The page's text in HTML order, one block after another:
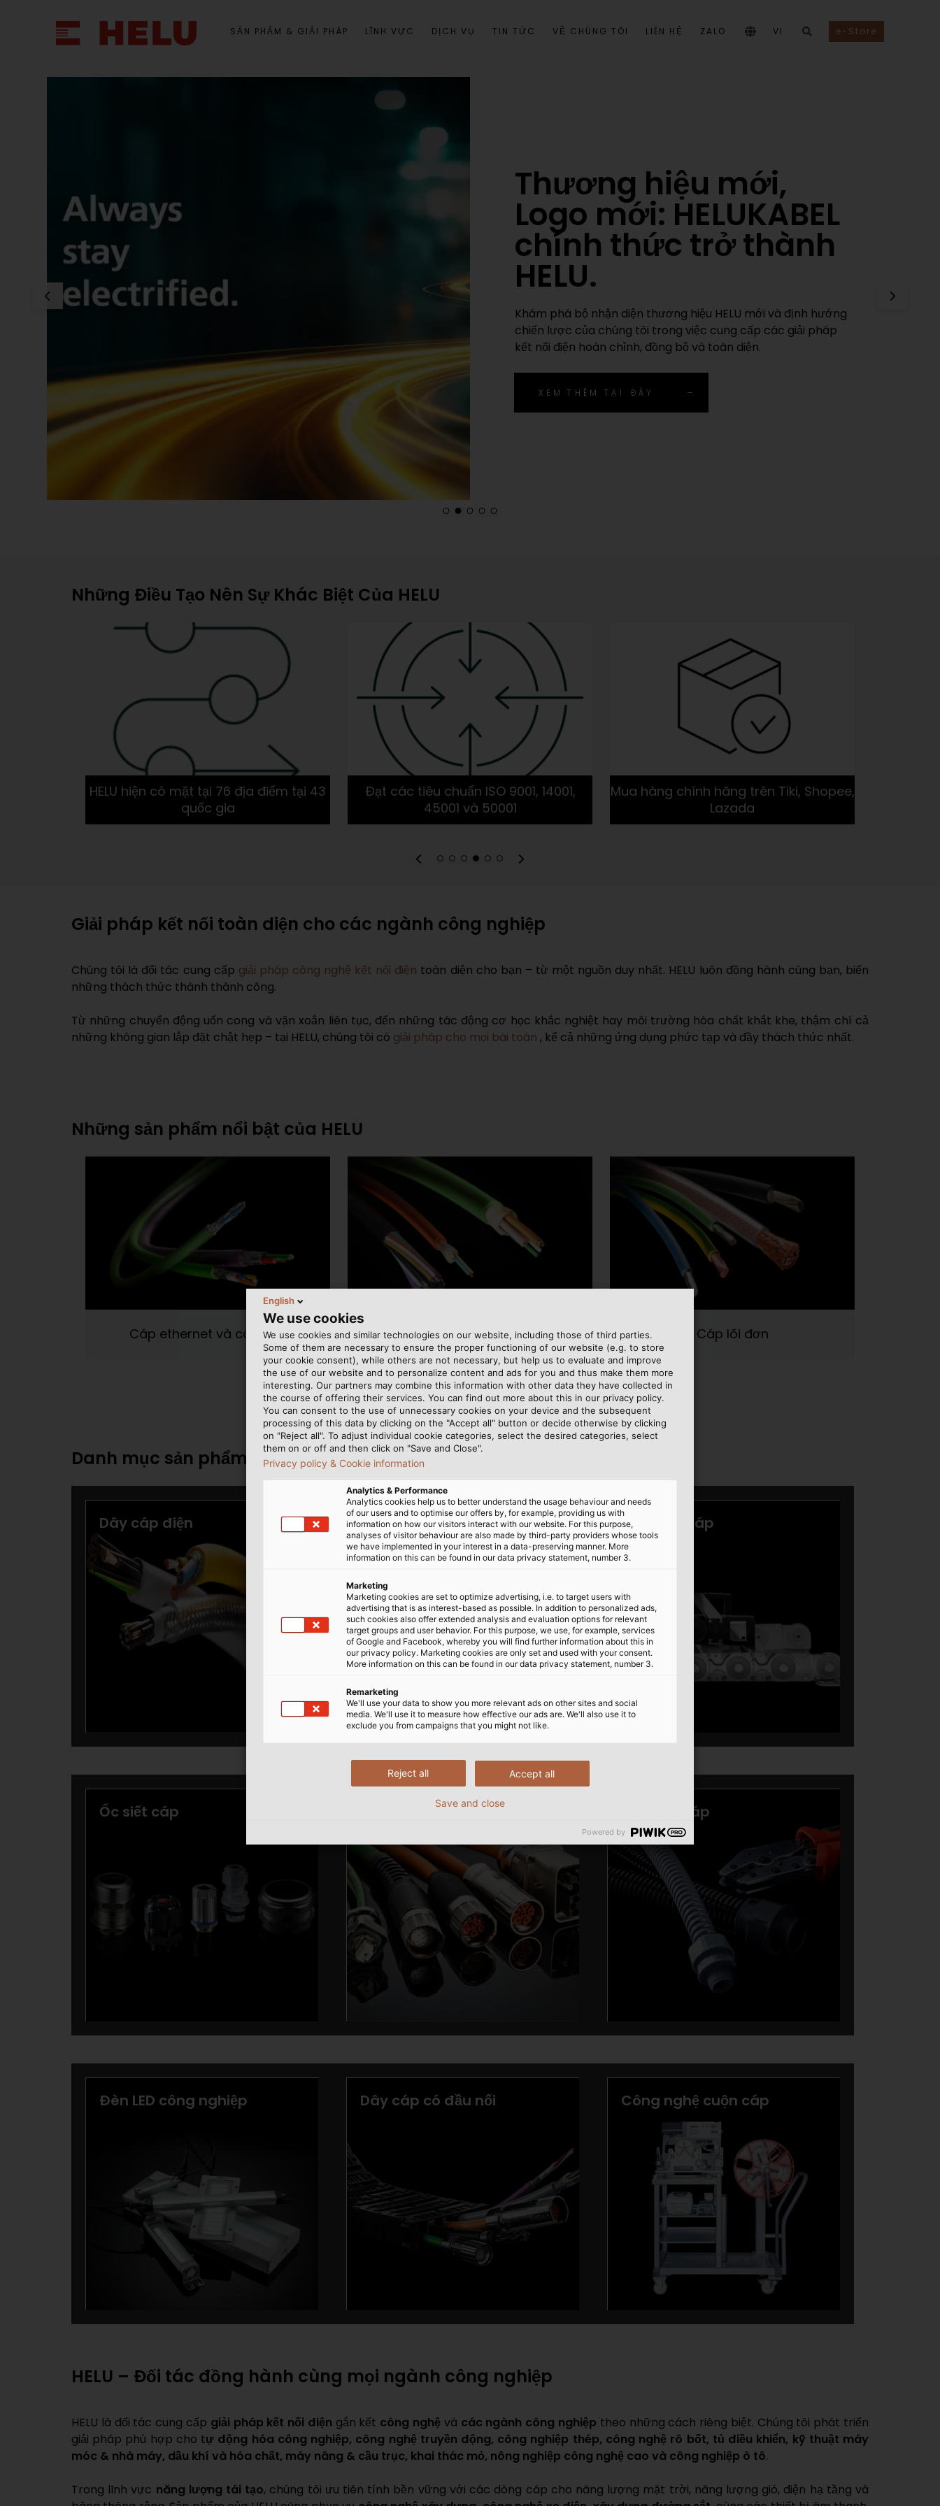
SẢN PHẨM & GIẢI PHÁP LĨNH VỰC DỊCH VỤ TIN TỨC VỀ CHÚNG TÔI LIÊN HỆ ZALO VI e-Store
Thương hiệu mới,
Logo mới: HELUKABEL
chính thức trở thành
HELU.
Khám phá bộ nhận diện thương hiệu HELU mới và định hướng
chiến lược của chúng tôi trong việc cung cấp các giải pháp
kết nối điện hoàn chỉnh, đồng bộ và toàn diện.
XEM THÊM TẠI ĐÂY
Những Điều Tạo Nên Sự Khác Biệt Của HELU
HELU hiện có mặt tại 76 địa điểm tại 43
quốc gia
Đạt các tiêu chuẩn ISO 9001, 14001,
45001 và 50001
Mua hàng chính hãng trên Tiki, Shopee,
Lazada
Giải pháp kết nối toàn diện cho các ngành công nghiệp
Chúng tôi là đối tác cung cấp giải pháp công nghệ kết nối điện toàn diện cho bạn – từ một nguồn duy nhất. HELU luôn đồng hành cùng bạn, biến
những thách thức thành thành công.
Từ những chuyển động uốn cong và vặn xoắn liên tục, đến những tác động cơ học khắc nghiệt hay môi trường hóa chất khắt khe, thậm chí cả
những không gian lắp đặt chật hẹp – tại HELU, chúng tôi có giải pháp cho mọi bài toán , kể cả những ứng dụng phức tạp và đầy thách thức nhất.
Những sản phẩm nổi bật của HELU
Cáp ethernet và cáp BUS Cáp quang Cáp lõi đơn
Danh mục sản phẩm của HELU
HELU – Đối tác đồng hành cùng mọi ngành công nghiệp
HELU là đối tác cung cấp giải pháp kết nối điện gắn kết công nghệ và các ngành công nghiệp theo những cách riêng biệt. Chúng tôi phát triển
giải pháp phù hợp cho tự động hóa công nghiệp, công nghệ truyền động, công nghiệp thép, công nghệ rô bốt, tủ điều khiển, kỹ thuật máy
móc & nhà máy, dầu khí và hóa chất, máy nâng & cầu trục, khai thác mỏ, nông nghiệp công nghệ cao và công nghiệp ô tô.
Trong lĩnh vực năng lượng tái tạo, chúng tôi ưu tiên tính bền vững với các dòng cáp cho năng lượng mặt trời, năng lượng gió, điện hạ tầng và
English
We use cookies
We use cookies and similar technologies on our website, including those of third parties.
Some of them are necessary to ensure the proper functioning of our website (e.g. to store
your cookie consent), while others are not necessary, but help us to evaluate and improve
the use of our website and to personalize content and ads for you and thus make them more
interesting. Our partners may combine this information with other data they have collected in
the course of offering their services. You can find out more about this in our privacy policy.
You can consent to the use of unnecessary cookies on your device and the subsequent
processing of this data by clicking on the "Accept all" button or decide otherwise by clicking
on "Reject all". To adjust individual cookie categories, select the desired categories, select
them on or off and then click on "Save and Close".
Privacy policy & Cookie information
Analytics & Performance
Analytics cookies help us to better understand the usage behaviour and needs
of our users and to optimise our offers by, for example, providing us with
information on how our visitors interact with our website. For this purpose,
analyses of visitor behaviour are also made by third-party providers whose tools
we have implemented in your interest in a data-preserving manner. More
information on this can be found in our data privacy statement, number 3.
Marketing
Marketing cookies are set to optimize advertising, i.e. to target users with
advertising that is as interest-based as possible. In addition to personalized ads,
such cookies also offer extended analysis and evaluation options for relevant
target groups and user behavior. For this purpose, we use, for example, services
of Google and Facebook, whereby you will find further information about this in
our privacy policy. Marketing cookies are only set and used with your consent.
More information on this can be found in our data privacy statement, number 3.
Remarketing
We'll use your data to show you more relevant ads on other sites and social
media. We'll use it to measure how effective our ads are. We'll also use it to
exclude you from campaigns that you might not like.
Accept all
Reject all
Save and close
Powered by